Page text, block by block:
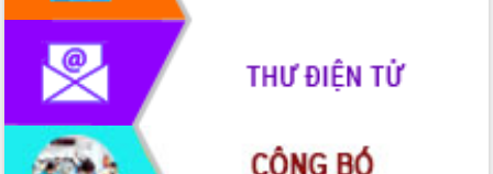
phát triển mới
Thường trực HĐND tỉnh Đắk Lắk gặp
mặt Đoàn chuyên gia y tế TP. Hồ Chí
Lễ truy điệu và an táng hài cốt liệt sĩ
tại Nghĩa trang Liệt sĩ xã Sơn Hòa
Bàn giải pháp tháo gỡ khó khăn trong